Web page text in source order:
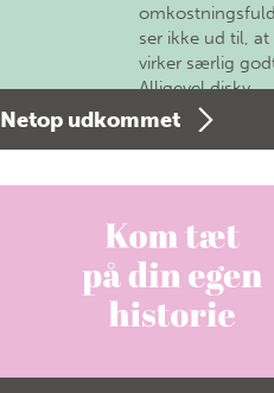
ser ikke ud til, at
virker særlig
Alligevel diskv…
Netop udkommet